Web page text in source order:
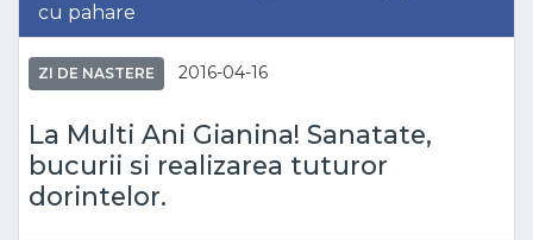
cu pahare
ZI DE NASTERE 2016-04-16
La Multi Ani Gianina! Sanatate,
bucurii si realizarea tuturor
dorintelor.